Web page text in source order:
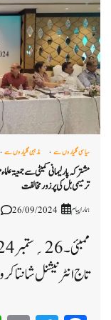
سیاسی گلیاروں سے مذہبی گلیاروں سے
مشترکہ پارلیمانی کمیٹی سے جمعیۃ
ترمیمی بل کی پر زور مخالفت
ہمارا پیام 26/09/2024
تاج انٹر نیشنل